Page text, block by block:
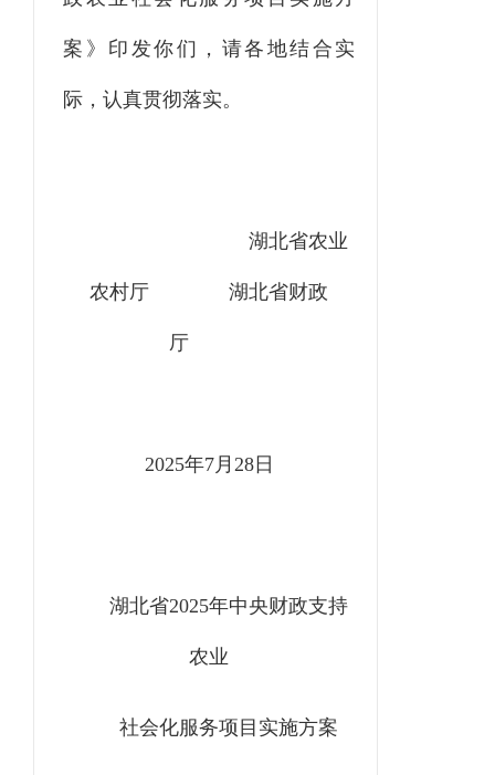
案》印发你们，请各地结合实
际， 认真贯彻落实。
湖北省农业
农村厅 湖北省财政
厅
2025年7月 28日
湖北省2025年中央财政支持
农业
社会化服务项目实施方案